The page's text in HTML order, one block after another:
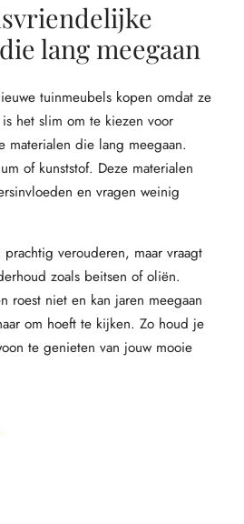
lang meegaan
tuinmeubels kopen omdat ze
het slim om te kiezen voor
materialen die lang meegaan.
of kunststof. Deze materialen
en vragen weinig
prachtig verouderen, maar vraagt
zoals beitsen of oliën.
roest niet en kan jaren meegaan
om hoeft te kijken. Zo houd je
te genieten van jouw mooie